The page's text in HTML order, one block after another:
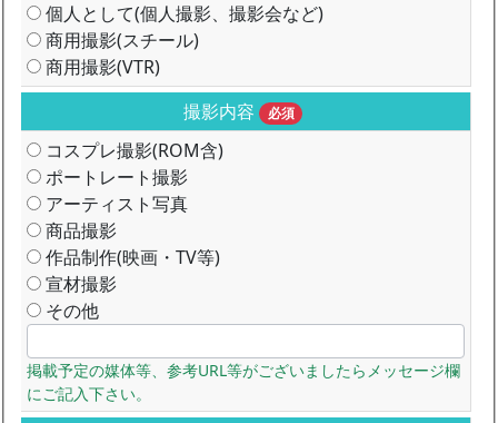
個人として(個人撮影、撮影会など)
商用撮影(スチール)
商用撮影(VTR)
撮影内容
必須
コスプレ撮影(ROM含)
ポートレート撮影
アーティスト写真
商品撮影
作品制作(映画・TV等)
宣材撮影
その他
掲載予定の媒体等、参考URL等がございましたらメッセージ欄
にご記入下さい。